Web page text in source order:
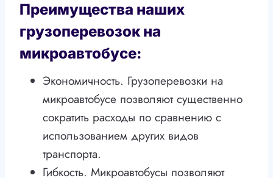
Преимущества наших
грузоперевозок на
микроавтобусе:
Экономичность. Грузоперевозки на
микроавтобусе позволяют существенно
сократить расходы по сравнению с
использованием других видов
транспорта.
Гибкость. Микроавтобусы позволяют